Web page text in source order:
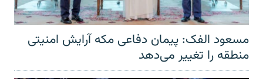
مسعود الفک: پیمان دفاعی مکه آرایش امنیتی
منطقه را تغییر می‌دهد